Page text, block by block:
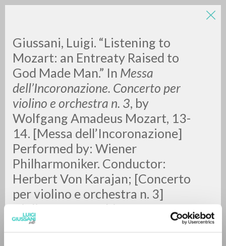
Giussani, Luigi. “Listening to
Mozart: an Entreaty Raised to
God Made Man.” In Messa
dell’Incoronazione. Concerto per
violino e orchestra n. 3, by
Wolfgang Amadeus Mozart, 13-
14. [Messa dell’Incoronazione]
Performed by: Wiener
Philharmoniker. Conductor:
Herbert Von Karajan; [Concerto
per violino e orchestra n. 3]
Violin: Anne-Sophie Mutter.
Performed by: Berliner
0RESULTS FOUND
MORE RESULTS